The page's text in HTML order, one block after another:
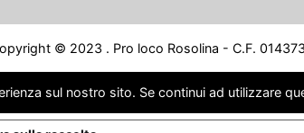
© 2023 . Pro loco Rosolina - C.F.
sul nostro sito. Se continui ad utilizzare